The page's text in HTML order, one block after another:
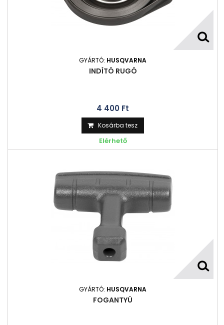
GYÁRTÓ: HUSQVARNA
INDÍTÓ RUGÓ
4 400 Ft‎
Kosárba tesz
Elérhető
GYÁRTÓ: HUSQVARNA
FOGANTYÚ